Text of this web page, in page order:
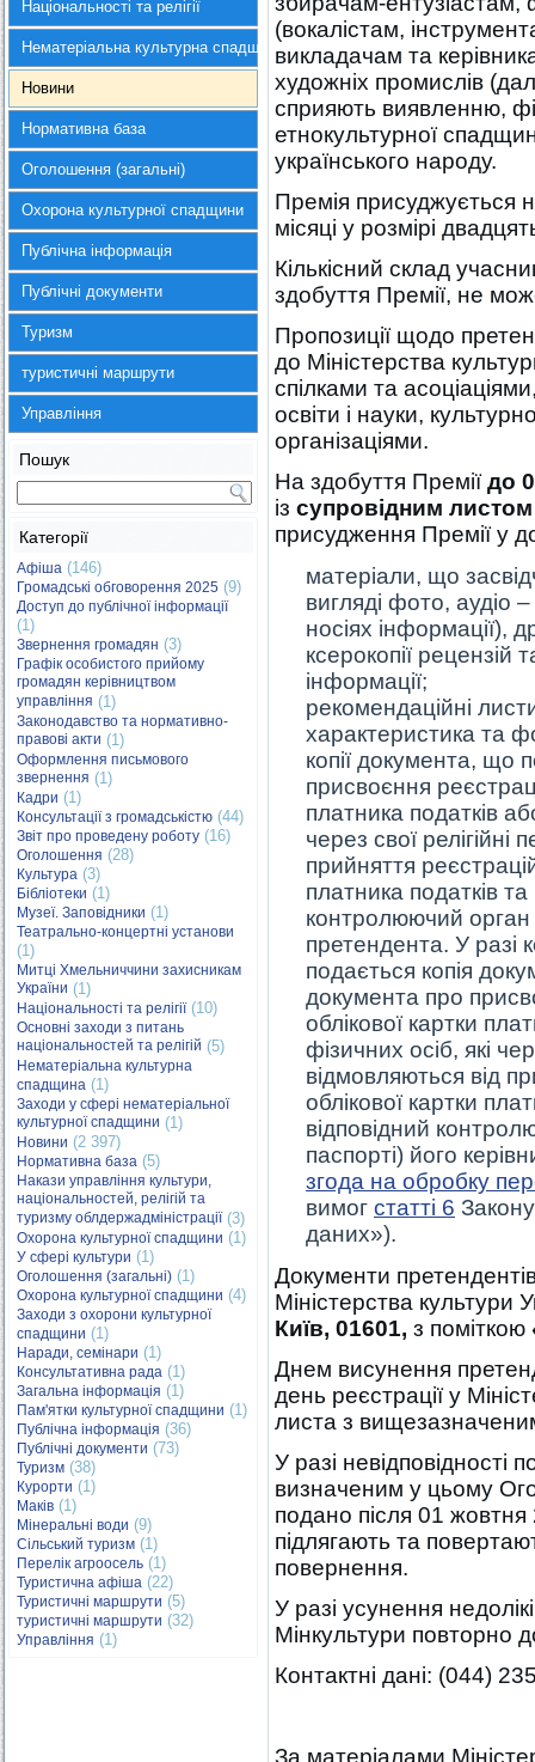
Національності та релігії
Нематеріальна культурна спадщина
Новини
Нормативна база
Оголошення (загальні)
Охорона культурної спадщини
Публічна інформація
Публічні документи
Туризм
туристичні маршрути
Управління
Пошук
Категорії
Афіша (146)
Громадські обговорення 2025 (9)
Доступ до публічної інформації
(1)
Звернення громадян (3)
Графік особистого прийому
громадян керівництвом
управління (1)
Законодавство та нормативно-
правові акти (1)
Оформлення письмового
звернення (1)
Кадри (1)
Консультації з громадськістю (44)
Звіт про проведену роботу (16)
Оголошення (28)
Культура (3)
Бібліотеки (1)
Музеї. Заповідники (1)
Театрально-концертні установи
(1)
Митці Хмельниччини захисникам
України (1)
Національності та релігії(10)
Основні заходи з питань
національностей та релігій (5)
Нематеріальна культурна
спадщина (1)
Заходи у сфері нематеріальної
культурної спадщини (1)
Новини (2 397)
Нормативна база (5)
Накази управління культури,
національностей, релігій та
туризму облдержадміністрації(3)
Охорона культурної спадщини (1)
У сфері культури (1)
Оголошення (загальні) (1)
Охорона культурної спадщини (4)
Заходи з охорони культурної
спадщини (1)
Наради, семінари (1)
Консультативна рада (1)
Загальна інформація (1)
Пам'ятки культурної спадщини (1)
Публічна інформація (36)
Публічні документи (73)
Туризм (38)
Курорти (1)
Маків (1)
Мінеральні води (9)
Сільський туризм (1)
Перелік агроосель (1)
Туристична афіша (22)
Туристичні маршрути (5)
туристичні маршрути (32)
Управління (1)
(вокалістам,
викладачам та
художніх промислів
сприяють виявленню,
етнокультурної
українського народу.
Премія присуджується
місяці у розмірі
Кількісний склад
здобуття Премії, не
Пропозиції щодо
до Міністерства
спілками та
освіти і науки,
організаціями.
На здобуття Премії до
із супровідним листом
присудження Премії у
матеріали, що
вигляді фото, аудіо
носіях інформації),
ксерокопії рецензій
інформації;
рекомендаційні
характеристика та
копії документа, що
присвоєння
платника податків
через свої
прийняття
платника податків
контролюючий орган
претендента. У разі
подається копія
документа про
облікової картки
фізичних осіб, які
відмовляються від
облікової картки
відповідний
паспорті) його
згода на обробку
вимог статті 6
даних»).
Документи
Міністерства культури
Київ, 01601, з поміткою
Днем висунення
день реєстрації у
листа з
У разі невідповідності
визначеним у цьому
подано після 01
підлягають та
повернення.
У разі усунення
Мінкультури повторно
Контактні дані: (044)
За матеріалами